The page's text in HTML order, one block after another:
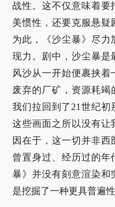
战性。这不仅意味着要
美惯性，还要克服悬疑
为此，《沙尘暴》尽力
现力。剧中，沙尘暴是
风沙从一开始便裹挟着
废弃的厂矿，资源耗
我们拉回到了21世纪初
这些画面之所以没有让
因在于，这一切并非
曾置身过、经历过的年
暴》并没有刻意渲染和
是挖掘了一种更具普遍